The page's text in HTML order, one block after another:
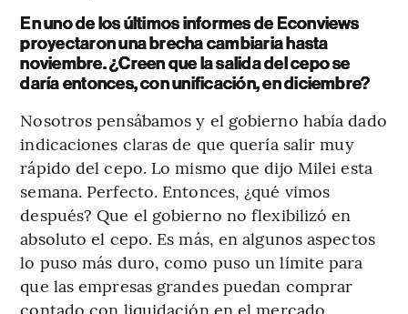
En uno de los últimos informes de Econviews
proyectaron una brecha cambiaria hasta
noviembre. ¿Creen que la salida del cepo se
daría entonces, con unificación, en diciembre?
Nosotros pensábamos y el gobierno había dado
indicaciones claras de que quería salir muy
rápido del cepo. Lo mismo que dijo Milei esta
semana. Perfecto. Entonces, ¿qué vimos
después? Que el gobierno no flexibilizó en
absoluto el cepo. Es más, en algunos aspectos
lo puso más duro, como puso un límite para
que las empresas grandes puedan comprar
contado con liquidación en el mercado